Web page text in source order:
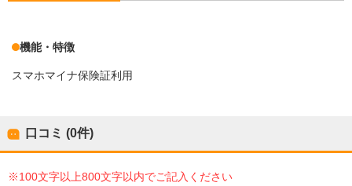
機能・特徴
スマホマイナ保険証利用
口コミ (0件)
※100文字以上800文字以内でご記入ください